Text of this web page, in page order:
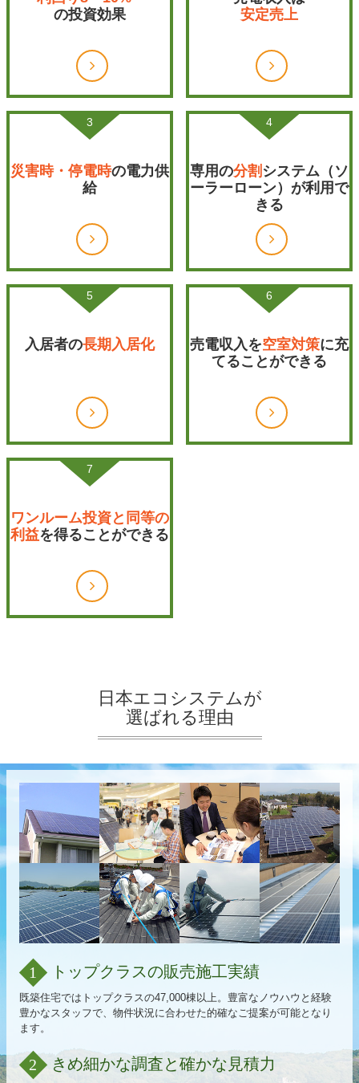
の投資効果
安定売上
3
災害時・停電時の電力供
給
4
専用の分割 システム（ソ
ーラーローン）が利用で
きる
5
入居者の長期入居化
6
売電収入を空室対策に充
てることができる
7
ワンルーム投資と同等の
利益を得ることができる
日本エコシステムが
選ばれる理由
1 トップクラスの販売施工実績
既築住宅ではトップクラスの47,000棟以上。豊富なノウハウと経験
豊かなスタッフで、物件状況に合わせた的確なご提案が可能となり
ます。
2 きめ細かな調査と確かな見積力